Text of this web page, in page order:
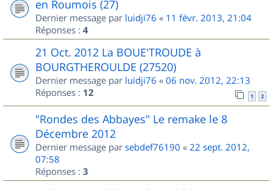
en Roumois (27)
Dernier message par luidji76 « 11 févr. 2013, 21:04
Réponses : 4
21 Oct. 2012 La BOUE'TROUDE à
BOURGTHEROULDE (27520)
Dernier message par luidji76 « 06 nov. 2012, 22:13
Réponses : 12 1 2
"Rondes des Abbayes" Le remake le 8
Décembre 2012
Dernier message par sebdef76190 « 22 sept. 2012,
07:58
Réponses : 3